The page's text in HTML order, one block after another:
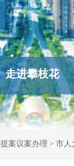
走进攀枝花
提案议案办理 > 市人